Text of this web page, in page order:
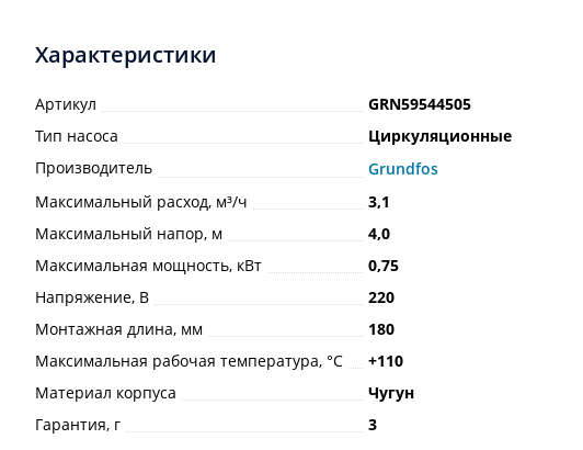
Характеристики
Артикул
GRN59544505
Тип насоса
Циркуляционные
Производитель
Grundfos
Максимальный расход, м³/ч
3,1
Максимальный напор, м
4,0
Максимальная мощность, кВт
0,75
Напряжение, В
220
Монтажная длина, мм
180
Максимальная рабочая температура, °С
+110
Материал корпуса
Чугун
Гарантия, г
3